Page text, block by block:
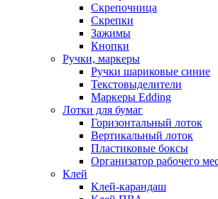
Скрепочница
Скрепки
Зажимы
Кнопки
Ручки, маркеры
Ручки шариковые синие
Текстовыделители
Маркеры Edding
Лотки для бумаг
Горизонтальный лоток
Вертикальный лоток
Пластиковые боксы
Организатор рабочего
Клей
Клей-карандаш